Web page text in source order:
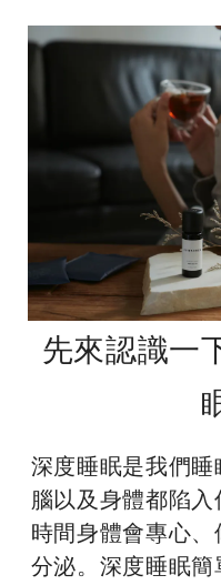
先來認識一
深度睡眠是我們
腦以及身體都陷
時間身體會專心
分泌。深度睡眠